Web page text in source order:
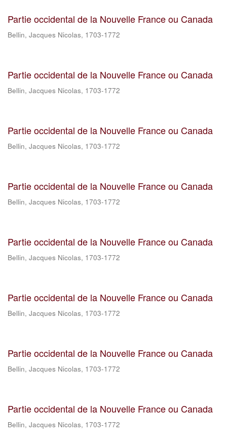
Partie occidental de la Nouvelle France ou Canada
Bellin, Jacques Nicolas, 1703-1772
Partie occidental de la Nouvelle France ou Canada
Bellin, Jacques Nicolas, 1703-1772
Partie occidental de la Nouvelle France ou Canada
Bellin, Jacques Nicolas, 1703-1772
Partie occidental de la Nouvelle France ou Canada
Bellin, Jacques Nicolas, 1703-1772
Partie occidental de la Nouvelle France ou Canada
Bellin, Jacques Nicolas, 1703-1772
Partie occidental de la Nouvelle France ou Canada
Bellin, Jacques Nicolas, 1703-1772
Partie occidental de la Nouvelle France ou Canada
Bellin, Jacques Nicolas, 1703-1772
Partie occidental de la Nouvelle France ou Canada
Bellin, Jacques Nicolas, 1703-1772